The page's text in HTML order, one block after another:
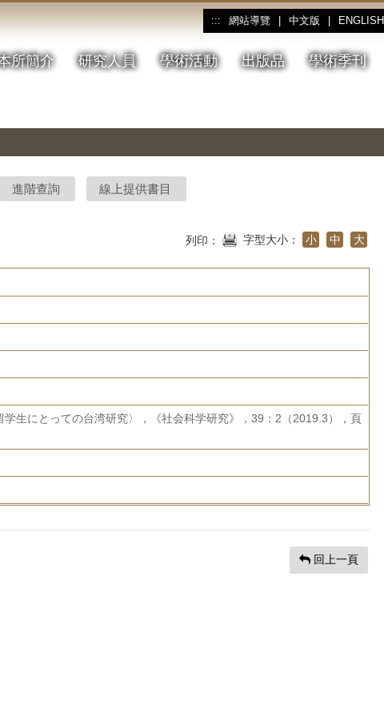
::: 網站導覽 中文版 ENGLISH
所簡介 研究人員 學術活動 出版品 學術季刊
進階查詢 線上提供書目
列印： 字型大小： 小 中 大
学生にとっての台湾研究〉，《社会科学研究》，39：2（2019.3），頁
回上一頁